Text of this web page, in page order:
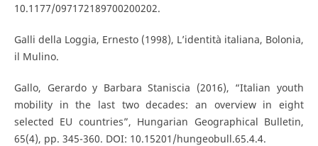
10.1177/097172189700200202.
Galli della Loggia, Ernesto (1998), L’identità italiana, Bolonia,
il Mulino.
Gallo, Gerardo y Barbara Staniscia (2016), “Italian youth
mobility in the last two decades: an overview in eight
selected EU countries”, Hungarian Geographical Bulletin,
65(4), pp. 345-360. DOI: 10.15201/hungeobull.65.4.4.